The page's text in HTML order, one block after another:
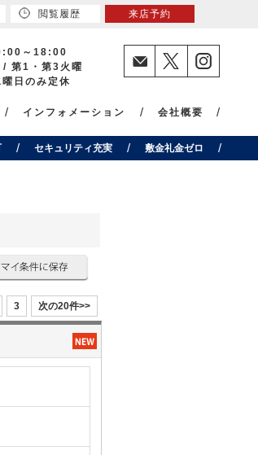
～18:00
/ 第1・第3火曜
日のみ定休
インフォメーション 会社概要
セキュリティ充実 敷金礼金ゼロ
3 次の20件>>
閲覧履歴 来店予約